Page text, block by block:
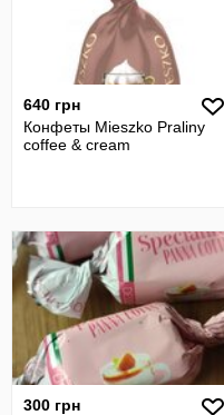
640 грн
Конфеты Mieszko Praliny
coffee & cream
300 грн